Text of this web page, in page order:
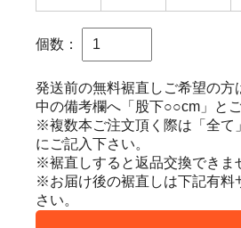
個数：
発送前の無料裾直しご希望の方
中の備考欄へ「股下○○cm」と
※複数本ご注文頂く際は「全て
にご記入下さい。
※裾直しすると返品交換できま
※お届け後の裾直しは下記有料
さい。